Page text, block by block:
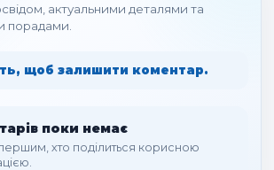
актуальними деталями та
порадами.
щоб залишити коментар.
поки немає
хто поділиться корисною